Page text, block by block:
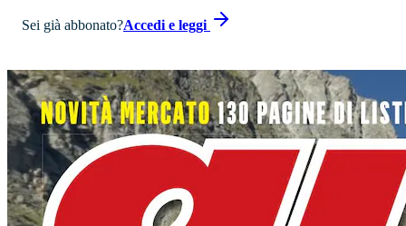
Sei già abbonato?Accedi e leggi